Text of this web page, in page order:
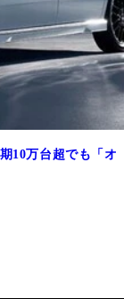
10万台超でも「オ